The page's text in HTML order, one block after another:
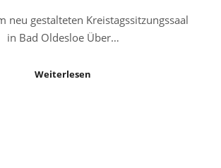
neu gestalteten Kreistagssitzungssaal
in Bad Oldesloe Über…
Weiterlesen